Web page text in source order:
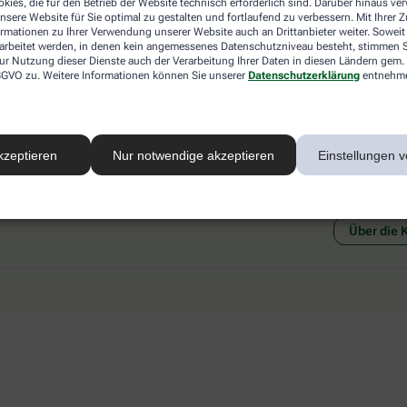
die für den Betrieb der Website technisch erforderlich sind. Darüber hinaus
Website für Sie optimal zu gestalten und fortlaufend zu verbessern. Mit Ihrer
zu Ihrer Verwendung unserer Website auch an Drittanbieter weiter. Soweit
werden, in denen kein angemessenes Datenschutzniveau besteht, stimmen
Nutzung dieser Dienste auch der Verarbeitung Ihrer Daten in diesen Ländern
zu. Weitere Informationen können Sie unserer Datenschutzerklärung
Nur notwendige akzeptieren Einstellungen
einer anderen akzeptierten
Ihrer Apotheke vor Ort.
Abholung in der Apotheke
Botendienstlieferung
Social Media Ein
Über die